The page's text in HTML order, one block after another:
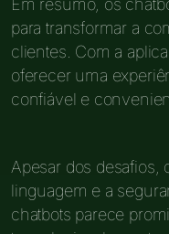
para transformar a
clientes. Com a
oferecer uma
confiável e
Apesar dos desafios,
linguagem e a
chatbots parece